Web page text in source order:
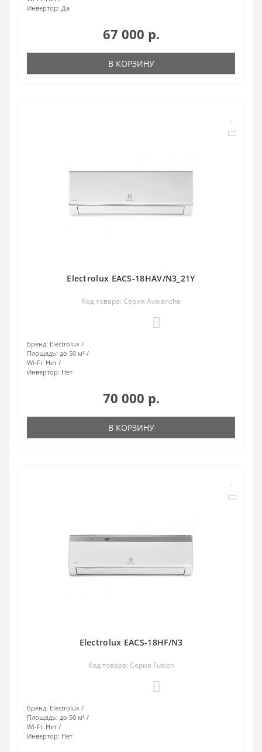
Инвертор: Да
67 000 р.
В КОРЗИНУ
Electrolux EACS-18HAV/N3_21Y
Код товара: Серия Avalanche
Бренд: Electrolux
Площадь: до 50 м²
Wi-Fi: Нет
Инвертор: Нет
70 000 р.
В КОРЗИНУ
Electrolux EACS-18HF/N3
Код товара: Серия Fusion
Бренд: Electrolux
Площадь: до 50 м²
Wi-Fi: Нет
Инвертор: Нет